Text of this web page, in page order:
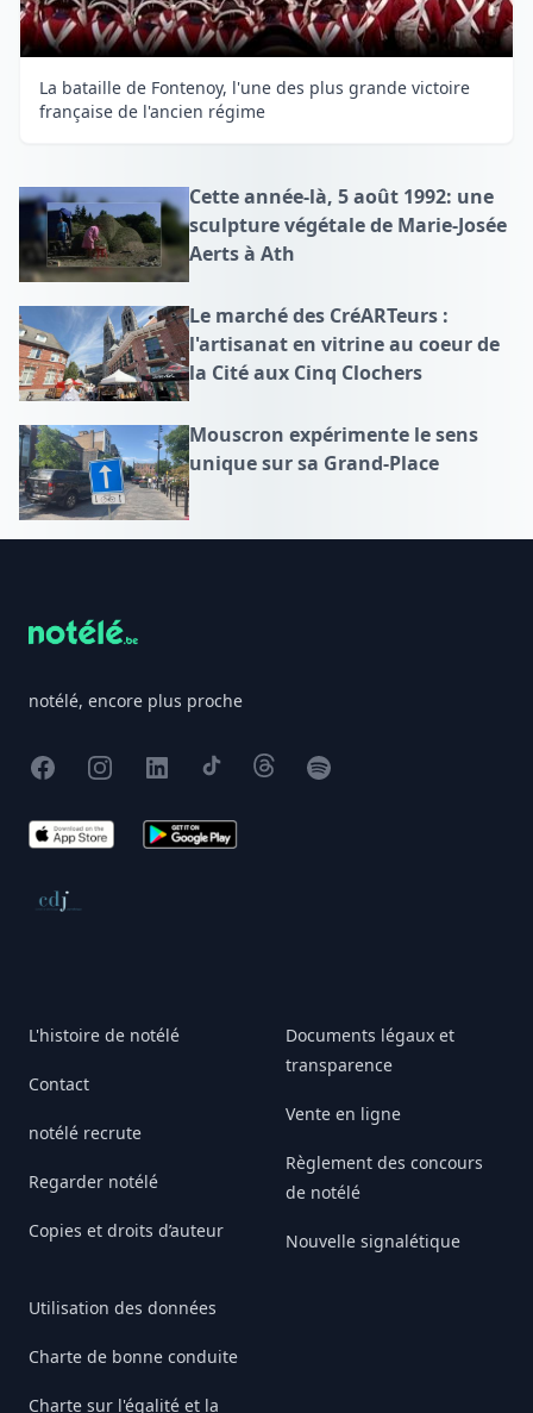
La bataille de Fontenoy, l'une des plus grande victoire
française de l'ancien régime
Cette année-là, 5 août 1992: une
sculpture végétale de Marie-Josée
Aerts à Ath
Le marché des CréARTeurs :
l'artisanat en vitrine au coeur de
la Cité aux Cinq Clochers
Mouscron expérimente le sens
unique sur sa Grand-Place
notélé, encore plus proche
FacebookInstagram
X TikTokThreadsSpotify
App Store Google Play
Conseil de déontologie journalistique
L'histoire de notélé
Contact
notélé recrute
Regarder notélé
Copies et droits d’auteur
Utilisation des données
Charte de bonne conduite
Charte sur l'égalité et la
Documents légaux et
transparence
Vente en ligne
Règlement des concours
de notélé
Nouvelle signalétique